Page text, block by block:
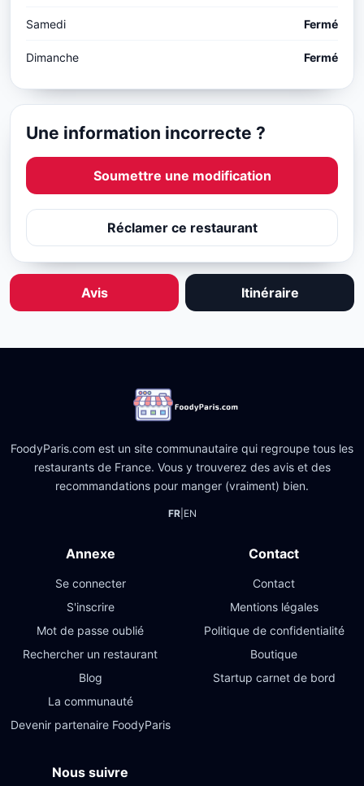
Samedi Fermé
Dimanche Fermé
Une information incorrecte ?
Soumettre une modification
Réclamer ce restaurant
Avis Itinéraire
FoodyParis.com est un site communautaire qui regroupe tous les
restaurants de France. Vous y trouverez des avis et des
recommandations pour manger (vraiment) bien.
FR| EN
Annexe
Se connecter
S'inscrire
Mot de passe oublié
Rechercher un restaurant
Blog
La communauté
Devenir partenaire FoodyParis
Contact
Contact
Mentions légales
Politique de confidentialité
Boutique
Startup carnet de bord
Nous suivre